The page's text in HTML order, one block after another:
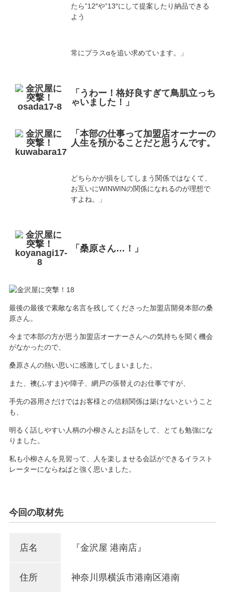
たら”12″や”13″にして提案したり納品できる
よう
常にプラスαを追い求めています。」
「うわー！格好良すぎて鳥肌立っち
ゃいました！」
「本部の仕事って加盟店オーナーの
人生を預かることだと思うんです。
どちらかが損をしてしまう関係ではなくて、
お互いにWINWINの関係になれるのが理想で
すよね。」
「桑原さん…！」
最後の最後で素敵な名言を残してくださった加盟店開発本部の桑
原さん。
今まで本部の方が思う加盟店オーナーさんへの気持ちを聞く機会
がなかったので、
桑原さんの熱い思いに感激してしまいました。
また、襖(ふすま)や障子、網戸の張替えのお仕事ですが、
手先の器用さだけではお客様との信頼関係は築けないということ
も、
明るく話しやすい人柄の小柳さんとお話をして、とても勉強にな
りました。
私も小柳さんを見習って、人を楽しませる会話ができるイラスト
レーターにならねばと強く思いました。
今回の取材先
店名 『金沢屋 港南店』
住所 神奈川県横浜市港南区港南